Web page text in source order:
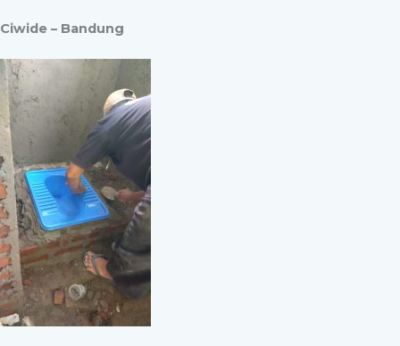
Ciwide – Bandung